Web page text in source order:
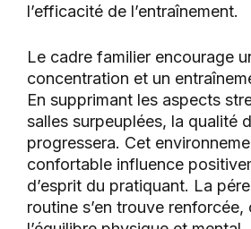
l’efficacité de l’entraînement.
Le cadre familier encourage
concentration et un
En supprimant les aspects
salles surpeuplées, la qualité
progressera. Cet
confortable influence
d’esprit du pratiquant. La
routine s’en trouve